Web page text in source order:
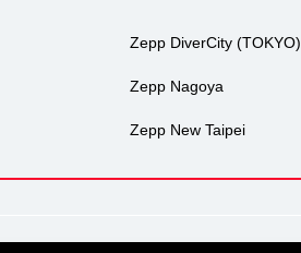
Zepp DiverCity (TOKYO)
Zepp Nagoya
Zepp New Taipei